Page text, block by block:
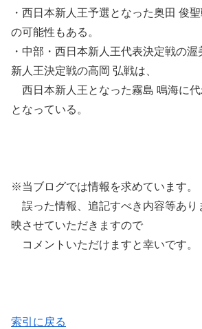
・西日本新人王予選となった奥田 俊
の可能性もある。
・中部・西日本新人王代表決定戦の
新人王決定戦の高岡 弘戦は、
西日本新人王となった霧島 鳴海に
となっている。
※当ブログでは情報を求めています。
誤った情報、追記すべき内容等あり
映させていただきますので
コメントいただけますと幸いです。
索引に戻る